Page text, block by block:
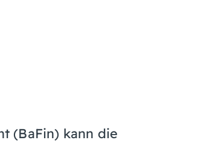
(BaFin) kann die